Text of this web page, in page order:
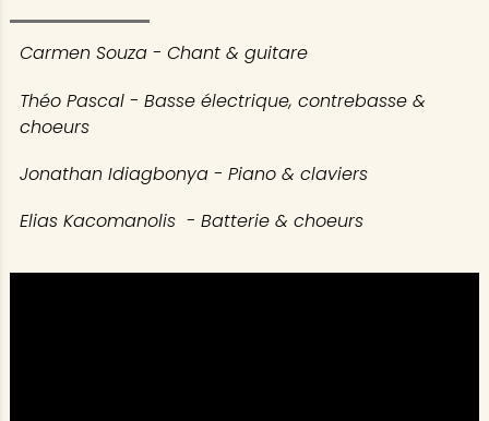
Carmen Souza - Chant & guitare
Théo Pascal - Basse électrique, contrebasse &
choeurs
Jonathan Idiagbonya - Piano & claviers
Elias Kacomanolis - Batterie & choeurs